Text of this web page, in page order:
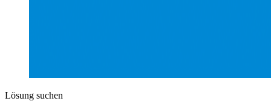
Lösung suchen